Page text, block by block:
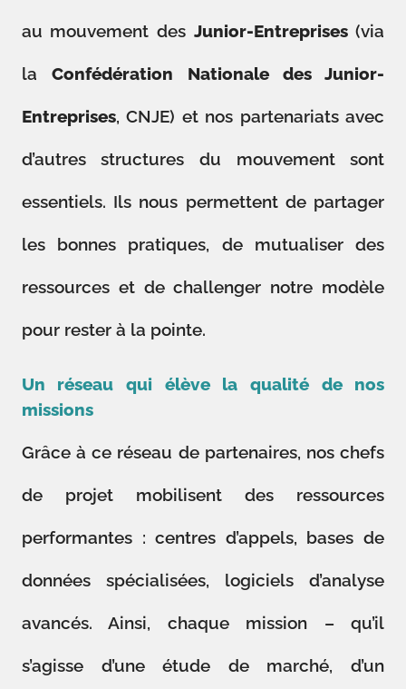
au mouvement des Junior-Entreprises(via
laConfédération Nationale des Junior-
Entreprises, CNJE) et nos partenariats avec
d’autres structures du mouvement sont
essentiels. Ils nous permettent de partager
les bonnes pratiques, de mutualiser des
ressources et de challenger notre modèle
pour rester à la pointe.
Un réseau qui élève la qualité de nos
missions
Grâce à ce réseau de partenaires, nos chefs
de projet mobilisent des ressources
performantes : centres d’appels, bases de
données spécialisées, logiciels d’analyse
avancés. Ainsi, chaque mission – qu’il
s’agisse d’une étude de marché, d’un